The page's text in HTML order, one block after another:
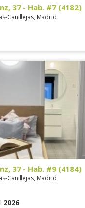
37 - Hab. #7 (4182)
Canillejas, Madrid
37 - Hab. #9 (4184)
Canillejas, Madrid
2026